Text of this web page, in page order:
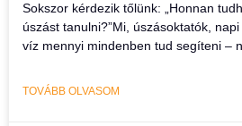
Sokszor kérdezik tőlünk: „Honnan
úszást tanulni?”Mi, úszásoktatók,
víz mennyi mindenben tud segíteni –
TOVÁBB OLVASOM